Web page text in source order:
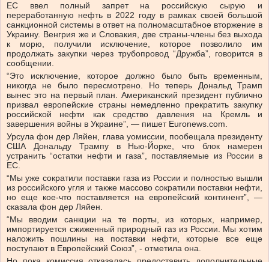
ЕС ввел полный запрет на российскую сырую и
переработанную нефть в 2022 году в рамках своей большой
санкционной системы в ответ на полномасштабное вторжение в
Украину. Венгрия же и Словакия, две страны-члены без выхода
к морю, получили исключение, которое позволило им
продолжать закупки через трубопровод “Дружба”, говорится в
сообщении.
“Это исключение, которое должно было быть временным,
никогда не было пересмотрено. Но теперь Дональд Трамп
вынес это на первый план. Американский президент публично
призвал европейские страны немедленно прекратить закупку
российской нефти как средство давления на Кремль и
завершения войны в Украине”, — пишет Euronews.com.
Урсула фон дер Ляйен, глава уомиссии, пообещала президенту
США Дональду Трампу в Нью-Йорке, что блок намерен
устранить “остатки нефти и газа”, поставляемые из России в
ЕС.
“Мы уже сократили поставки газа из России и полностью вышли
из российского угля и также массово сократили поставки нефти,
но еще кое-что поставляется на европейский континент”, —
сказала фон дер Ляйен.
“Мы вводим санкции на те порты, из которых, например,
импортируется сжиженный природный газ из России. Мы хотим
наложить пошлины на поставки нефти, которые все еще
поступают в Европейский Союз”, - отметила она.